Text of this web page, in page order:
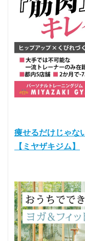
痩せるだけじゃな
【ミヤザキジム】